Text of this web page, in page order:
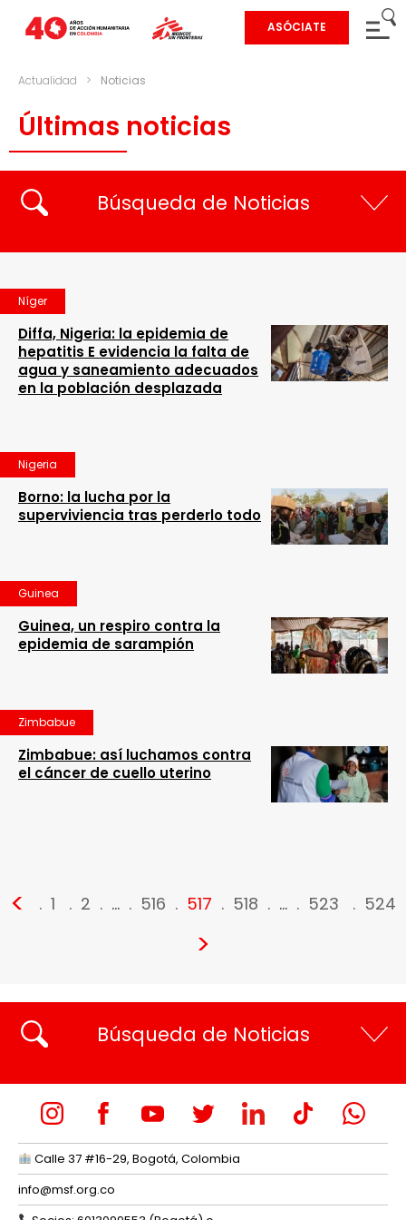
ASÓCIATE
Actualidad > Noticias
Últimas noticias
Búsqueda de Noticias
Níger
Diffa, Nigeria: la epidemia de
hepatitis E evidencia la falta de
agua y saneamiento adecuados
en la población desplazada
Nigeria
Borno: la lucha por la
superviviencia tras perderlo todo
Guinea
Guinea, un respiro contra la
epidemia de sarampión
Zimbabue
Zimbabue: así luchamos contra
el cáncer de cuello uterino
< 1 2 … 516 517 518 … 523 524
>
Búsqueda de Noticias
Calle 37 #16-29, Bogotá, Colombia
info@msf.org.co